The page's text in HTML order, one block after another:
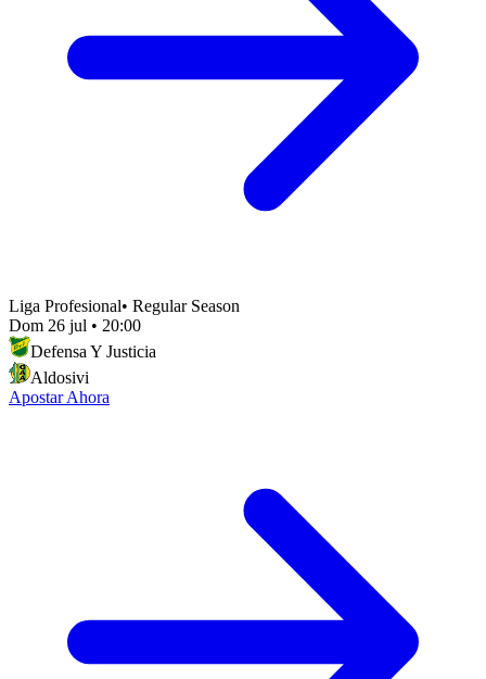
Liga Profesional• Regular Season
Dom 26 jul • 20:00
Defensa Y Justicia
Aldosivi
Apostar Ahora